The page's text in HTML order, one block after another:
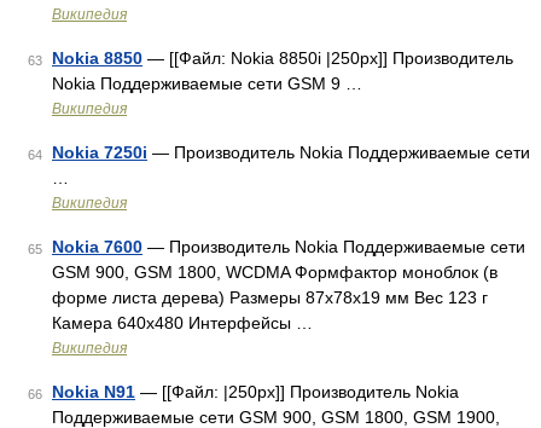
Википедия
63 Nokia 8850 — [[Файл: Nokia 8850i |250px]] Производитель
Nokia Поддерживаемые сети GSM 9 …
Википедия
64 Nokia 7250i — Производитель Nokia Поддерживаемые сети
Википедия
65 Nokia 7600 — Производитель Nokia Поддерживаемые сети
GSM 900, GSM 1800, WCDMA Формфактор моноблок (в
форме листа дерева) Размеры 87x78x19 мм Вес 123 г
Камера 640x480 Интерфейсы …
Википедия
66 Nokia N91 — [[Файл: |250px]] Производитель Nokia
Поддерживаемые сети GSM 900, GSM 1800, GSM 1900,